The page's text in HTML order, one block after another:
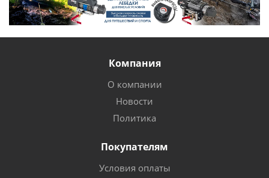
Компания
О компании
Новости
Политика
Покупателям
Условия оплаты